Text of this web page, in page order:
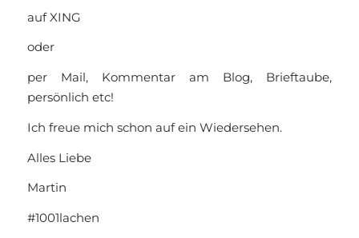
auf XING
oder
per Mail, Kommentar am Blog, Brieftaube,
persönlich etc!
Ich freue mich schon auf ein Wiedersehen.
Alles Liebe
Martin
#1001lachen